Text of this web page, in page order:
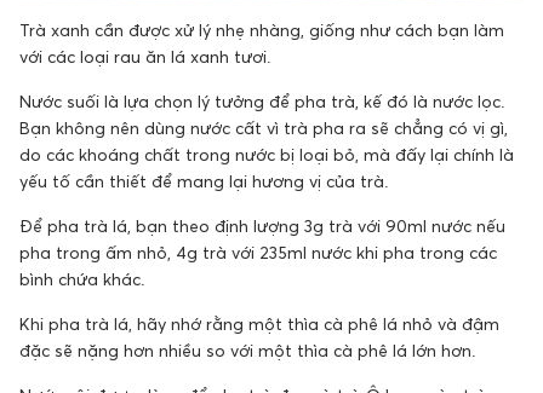
Trà xanh cần được xử lý nhẹ nhàng, giống như cách bạn làm
với các loại rau ăn lá xanh tươi.
Nước suối là lựa chọn lý tưởng để pha trà, kế đó là nước lọc.
Bạn không nên dùng nước cất vì trà pha ra sẽ chẳng có vị gì,
do các khoáng chất trong nước bị loại bỏ, mà đấy lại chính là
yếu tố cần thiết để mang lại hương vị của trà.
Để pha trà lá, bạn theo định lượng 3g trà với 90ml nước nếu
pha trong ấm nhỏ, 4g trà với 235ml nước khi pha trong các
bình chứa khác.
Khi pha trà lá, hãy nhớ rằng một thìa cà phê lá nhỏ và đậm
đặc sẽ nặng hơn nhiều so với một thìa cà phê lá lớn hơn.